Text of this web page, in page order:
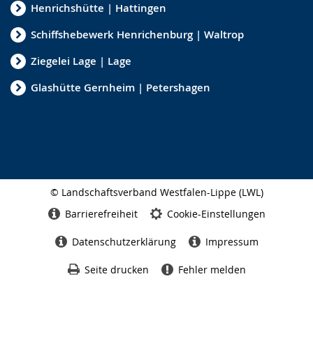
Henrichshütte | Hattingen
Schiffshebewerk Henrichenburg | Waltrop
Ziegelei Lage | Lage
Glashütte Gernheim | Petershagen
© Landschaftsverband Westfalen-Lippe (LWL)
Barrierefreiheit Cookie-Einstellungen
Datenschutzerklärung Impressum
Seite drucken Fehler melden